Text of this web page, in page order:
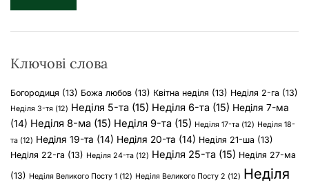
к
Ключові слова
Богородиця (13) Божа любов (13) Квітна неділя (13) Неділя 2-га (13)
Неділя 3-тя (12) Неділя 5-та (15) Неділя 6-та (15) Неділя 7-ма
(14) Неділя 8-ма (15) Неділя 9-та (15) Неділя 17-та (12) Неділя 18-
та (12) Неділя 19-та (14) Неділя 20-та (14) Неділя 21-ша (13)
Неділя 22-га (13) Неділя 24-та (12) Неділя 25-та (15) Неділя 27-ма
(13) Неділя Великого Посту 1 (12) Неділя Великого Посту 2 (12) Неділя